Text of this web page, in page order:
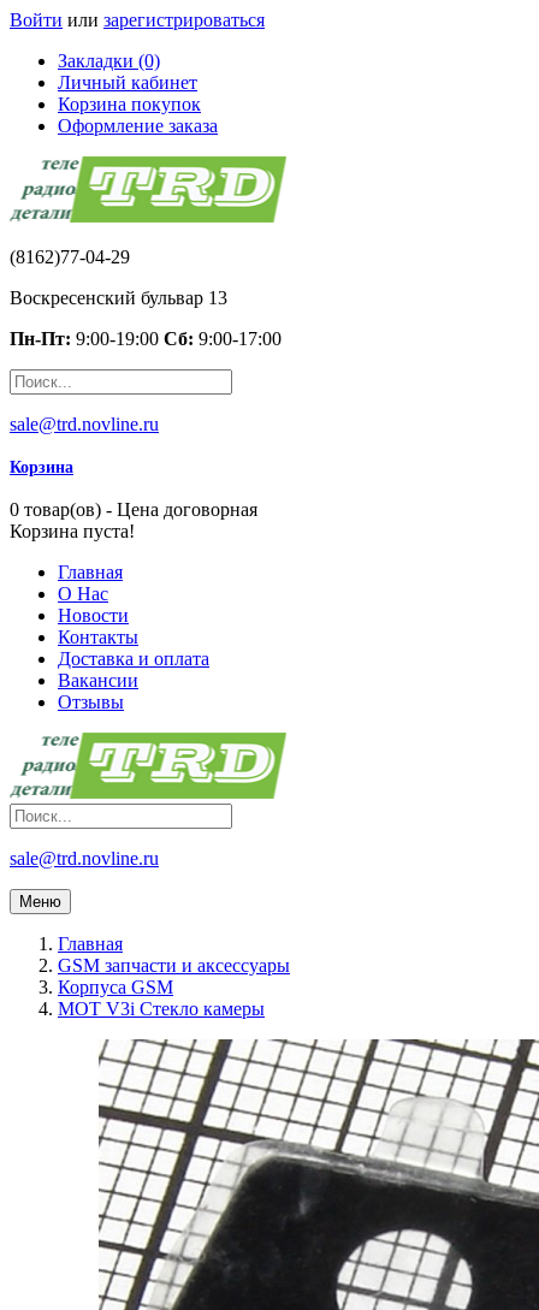
Войти или зарегистрироваться
Закладки (0)
Личный кабинет
Корзина покупок
Оформление заказа
(8162)77-04-29
Воскресенский бульвар 13
Пн-Пт: 9:00-19:00 Сб: 9:00-17:00
sale@trd.novline.ru
Корзина
0 товар(ов) - Цена договорная
Корзина пуста!
Главная
О Нас
Новости
Контакты
Доставка и оплата
Вакансии
Отзывы
sale@trd.novline.ru
Меню
Главная
GSM запчасти и аксессуары
Корпуса GSM
MOT V3i Стекло камеры